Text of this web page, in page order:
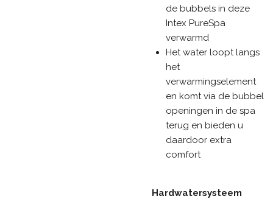
de bubbels in deze
Intex PureSpa
verwarmd
Het water loopt langs
het
verwarmingselement
en komt via de bubbel
openingen in de spa
terug en bieden u
daardoor extra
comfort
Hardwatersysteem